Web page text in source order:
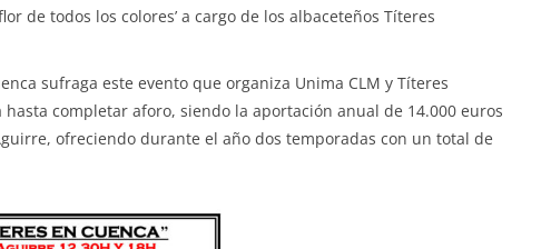
de todos los colores’ a cargo de los albaceteños Títeres
sufraga este evento que organiza Unima CLM y Títeres
completar aforo, siendo la aportación anual de 14.000 euros
ofreciendo durante el año dos temporadas con un total de